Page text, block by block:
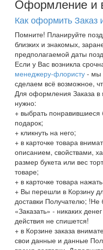
Оформление и
Как оформить Заказ
Помните! Планируйте
близких и знакомых,
предполагаемой даты
Если у Вас возникла
менеджеру-флористу - мы
сделаем всё возможное,
Для оформления Заказа
нужно:
+ выбрать понравившиеся
подарок;
+ кликнуть на него;
+ в карточке товара
описанием, свойствами,
размер букета или вес
товаре;
+ в карточке товара
+ Вы перешли в Корзину
доставки Получателю; !Не
«Заказать» - никаких
действия не спишется!
+ в Корзине заказа
свои данные и данные